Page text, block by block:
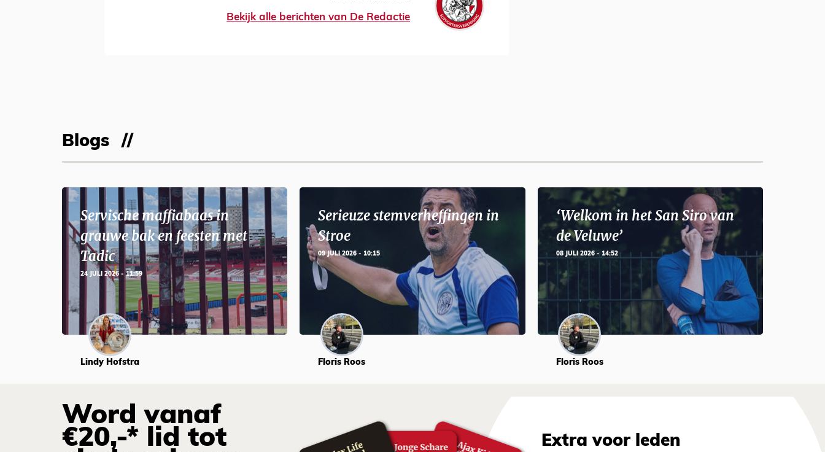
Bekijk alle berichten van De Redactie
Blogs
Servische maffiabaas in
grauwe bak en feesten met
Tadic
24 JULI 2026 - 11:59
Lindy Hofstra
Serieuze stemverheffingen in
Stroe
09 JULI 2026 - 10:15
Floris Roos
‘Welkom in het San Siro van
de Veluwe’
08 JULI 2026 - 14:52
Floris Roos
Word vanaf
€20,-* lid tot
Extra voor leden